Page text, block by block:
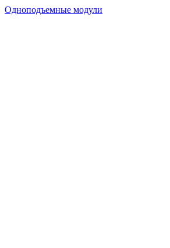
Одноподъемные модули